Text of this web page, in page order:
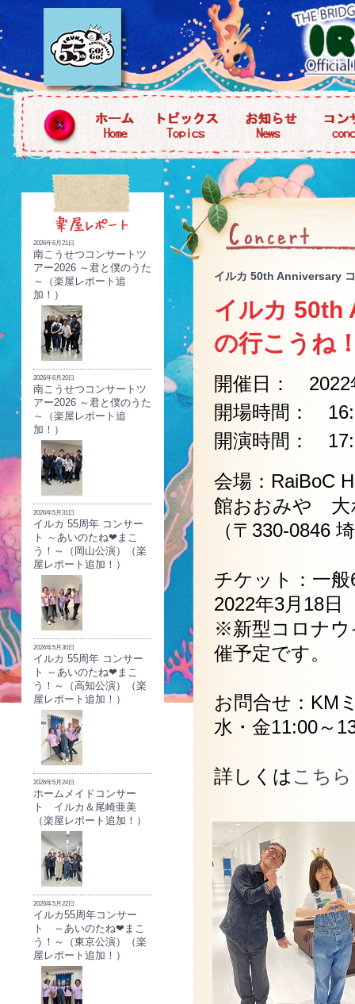
2026年6月21日
南こうせつコンサートツ
アー2026 ～君と僕のうた
～（楽屋レポート追
加！）
2026年6月20日
南こうせつコンサートツ
アー2026 ～君と僕のうた
～（楽屋レポート追
加！）
2026年5月31日
イルカ 55周年 コンサー
ト ～あいのたね❤まこ
う！～（岡山公演）（楽
屋レポート追加！）
2026年5月30日
イルカ 55周年 コンサー
ト ～あいのたね❤まこ
う！～（高知公演）（楽
屋レポート追加！）
2026年5月24日
ホームメイドコンサー
ト イルカ＆尾崎亜美
（楽屋レポート追加！）
2026年5月22日
イルカ55周年コンサー
ト ～あいのたね❤まこ
う！～（東京公演）（楽
屋レポート追加！）
イルカ 50th Anniversary
イルカ 50th
の行こうね
開催日： 2022
開場時間：
開演時間：
会場：RaiBoC
館おおみや 大
（〒330-0846
チケット：一
2022年3月18日
※新型コロナウ
催予定です。
お問合せ：KM
水・金11:00～
詳しくは こちら